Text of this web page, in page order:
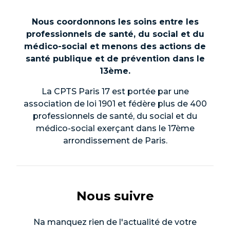
Nous coordonnons les soins entre les
professionnels de santé, du social et du
médico-social et menons des actions de
santé publique et de prévention dans le
13ème.
La CPTS Paris 17 est portée par une
association de loi 1901 et fédère plus de 400
professionnels de santé, du social et du
médico-social exerçant dans le 17ème
arrondissement de Paris.
Nous suivre
Na manquez rien de l'actualité de votre